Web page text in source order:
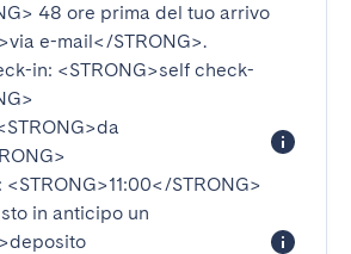
48 ore prima del tuo arrivo
e-mail</STRONG>.
in: <STRONG>self check-
<STRONG>11:00</STRONG>
in anticipo un